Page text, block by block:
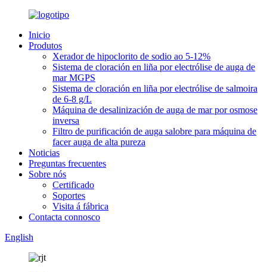
Inicio
Produtos
Xerador de hipoclorito de sodio ao 5-12%
Sistema de cloración en liña por electrólise de auga de
mar MGPS
Sistema de cloración en liña por electrólise de salmoira
de 6-8 g/L
Máquina de desalinización de auga de mar por osmose
inversa
Filtro de purificación de auga salobre para máquina de
facer auga de alta pureza
Noticias
Preguntas frecuentes
Sobre nós
Certificado
Soportes
Visita á fábrica
Contacta connosco
English